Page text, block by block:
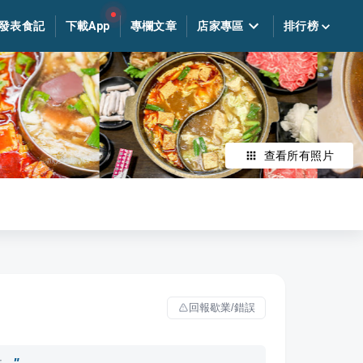
表食記 下載App 專欄文章 店家專區 排行榜
查看所有照片
回報歇業/錯誤